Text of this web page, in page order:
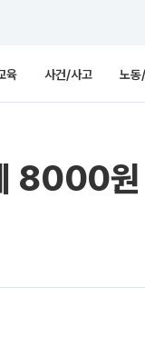
육 사건/사고 노동
8000원